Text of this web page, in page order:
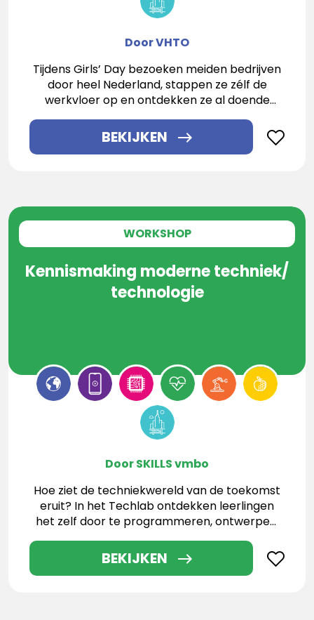
Door VHTO
Tijdens Girls’ Day bezoeken meiden bedrijven
door heel Nederland, stappen ze zélf de
werkvloer op en ontdekken ze al doende
welke toffe carrièrekansen in techniek en IT
biedt!
BEKIJKEN
WORKSHOP
Kennismaking moderne techniek/
technologie
Door SKILLS vmbo
Hoe ziet de techniekwereld van de toekomst
eruit? In het Techlab ontdekken leerlingen
het zelf door te programmeren, ontwerpen,
testen en werken met de nieuwste
technologieën.
BEKIJKEN